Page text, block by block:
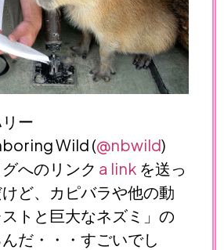
ー
Wild (@nbwild)
へのリンク a link を送っ
ど、カピバラや他の動
トと巨大なネズミ」の
だ・・・すごいでし